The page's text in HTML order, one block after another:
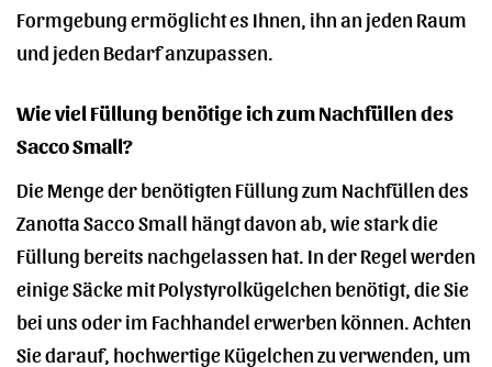
Formgebung ermöglicht es Ihnen, ihn an jeden Raum
und jeden Bedarf anzupassen.
Wie viel Füllung benötige ich zum Nachfüllen des
Sacco Small?
Die Menge der benötigten Füllung zum Nachfüllen des
Zanotta Sacco Small hängt davon ab, wie stark die
Füllung bereits nachgelassen hat. In der Regel werden
einige Säcke mit Polystyrolkügelchen benötigt, die Sie
bei uns oder im Fachhandel erwerben können. Achten
Sie darauf, hochwertige Kügelchen zu verwenden, um